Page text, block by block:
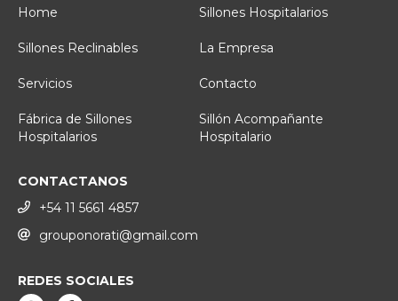
Home
Sillones Hospitalarios
Sillones Reclinables La Empresa
Servicios Contacto
Fábrica de Sillones
Hospitalarios
Sillón Acompañante
Hospitalario
CONTACTANOS
+54 11 5661 4857
grouponorati@gmail.com
REDES SOCIALES